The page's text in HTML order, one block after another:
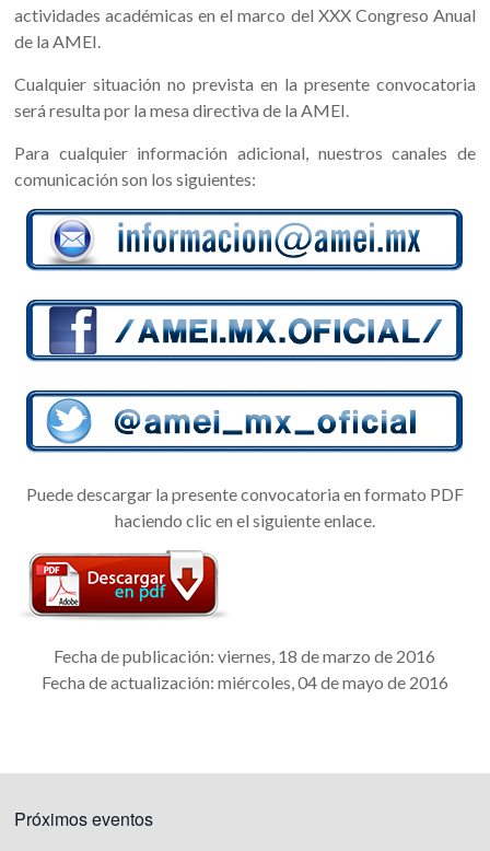
actividades académicas en el marco del XXX Congreso Anual
de la AMEI.
Cualquier situación no prevista en la presente convocatoria
será resulta por la mesa directiva de la AMEI.
Para cualquier información adicional, nuestros canales de
comunicación son los siguientes:
Puede descargar la presente convocatoria en formato PDF
haciendo clic en el siguiente enlace.
Fecha de publicación: viernes, 18 de marzo de 2016
Fecha de actualización: miércoles, 04 de mayo de 2016
Próximos eventos